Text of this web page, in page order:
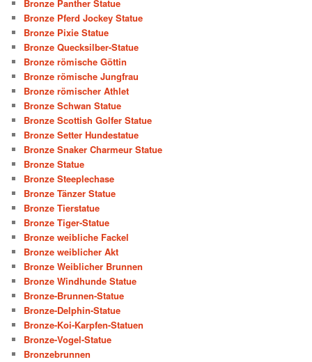
Bronze Panther Statue
Bronze Pferd Jockey Statue
Bronze Pixie Statue
Bronze Quecksilber-Statue
Bronze römische Göttin
Bronze römische Jungfrau
Bronze römischer Athlet
Bronze Schwan Statue
Bronze Scottish Golfer Statue
Bronze Setter Hundestatue
Bronze Snaker Charmeur Statue
Bronze Statue
Bronze Steeplechase
Bronze Tänzer Statue
Bronze Tierstatue
Bronze Tiger-Statue
Bronze weibliche Fackel
Bronze weiblicher Akt
Bronze Weiblicher Brunnen
Bronze Windhunde Statue
Bronze-Brunnen-Statue
Bronze-Delphin-Statue
Bronze-Koi-Karpfen-Statuen
Bronze-Vogel-Statue
Bronzebrunnen